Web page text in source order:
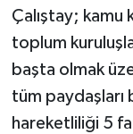
Çalıştay; kamu
toplum
başta olmak
tüm
hareketliliği 5